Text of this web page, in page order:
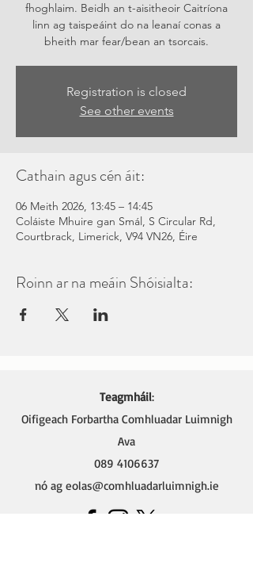
fhoghlaim. Beidh an t-aisitheoir Caitríona
linn ag taispeáint do na leanaí conas a
bheith mar fear/bean an tsorcais.
Registration is closed
See other events
Cathain agus cén áit:
06 Meith 2026, 13:45 – 14:45
Coláiste Mhuire gan Smál, S Circular Rd,
Courtbrack, Limerick, V94 VN26, Éire
Roinn ar na meáin Shóisialta:
Teagmháil:
Oifigeach Forbartha Comhluadar Luimnigh
Ava
089 4106637
nó ag eolas@comhluadarluimnigh.ie